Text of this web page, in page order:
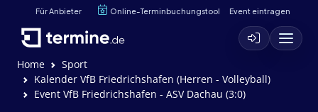
Für Anbieter Online-Terminbuchungstool Event eintragen
Home
Sport
Kalender VfB Friedrichshafen (Herren - Volleyball)
Event VfB Friedrichshafen - ASV Dachau (3:0)